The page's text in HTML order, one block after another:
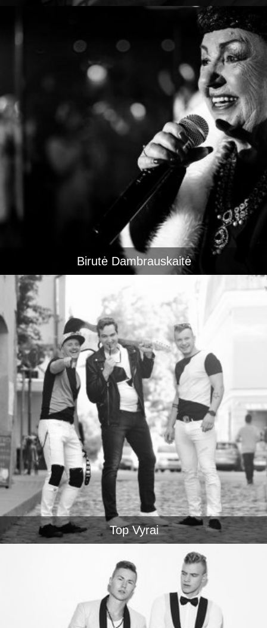
Birutė Dambrauskaitė
Top Vyrai